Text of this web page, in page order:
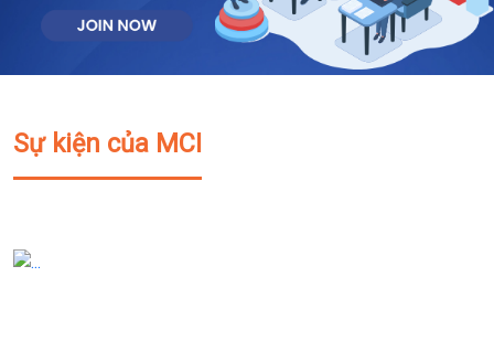
Sự kiện của MCI